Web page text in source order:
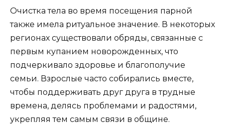
Очистка тела во время посещения парной
также имела ритуальное значение. В некоторых
регионах существовали обряды, связанные с
первым купанием новорожденных, что
подчеркивало здоровье и благополучие
семьи. Взрослые часто собирались вместе,
чтобы поддерживать друг друга в трудные
времена, делясь проблемами и радостями,
укрепляя тем самым связи в общине.